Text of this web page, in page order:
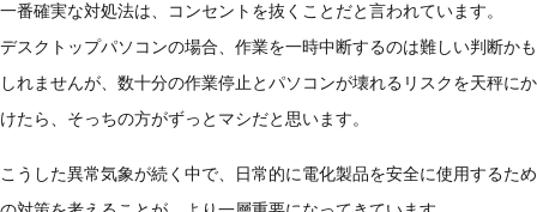
一番確実な対処法は、コンセントを抜くことだと言われています。
デスクトップパソコンの場合、作業を一時中断するのは難しい判断かも
しれませんが、数十分の作業停止とパソコンが壊れるリスクを天秤にか
けたら、そっちの方がずっとマシだと思います。
こうした異常気象が続く中で、日常的に電化製品を安全に使用するため